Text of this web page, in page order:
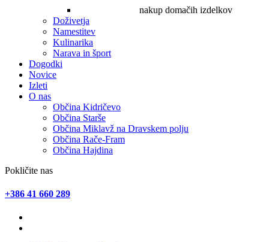
nakup domačih izdelkov
Doživetja
Namestitev
Kulinarika
Narava in šport
Dogodki
Novice
Izleti
O nas
Občina Kidričevo
Občina Starše
Občina Miklavž na Dravskem polju
Občina Rače-Fram
Občina Hajdina
Pokličite nas
+386 41 660 289